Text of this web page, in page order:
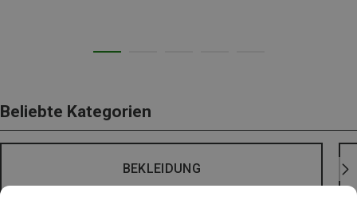
Beliebte Kategorien
BEKLEIDUNG